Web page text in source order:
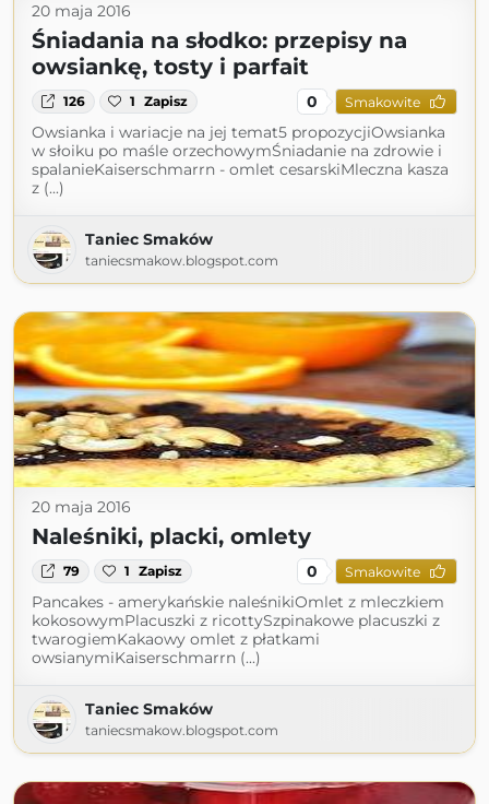
20 maja 2016
Śniadania na słodko: przepisy na
owsiankę, tosty i parfait
126 1 Zapisz 0 Smakowite
Owsianka i wariacje na jej temat5 propozycjiOwsianka
w słoiku po maśle orzechowymŚniadanie na zdrowie i
spalanieKaiserschmarrn - omlet cesarskiMleczna kasza
z (...)
Taniec Smaków
taniecsmakow.blogspot.com
20 maja 2016
Naleśniki, placki, omlety
79 1 Zapisz 0 Smakowite
Pancakes - amerykańskie naleśnikiOmlet z mleczkiem
kokosowymPlacuszki z ricottySzpinakowe placuszki z
twarogiemKakaowy omlet z płatkami
owsianymiKaiserschmarrn (...)
Taniec Smaków
taniecsmakow.blogspot.com